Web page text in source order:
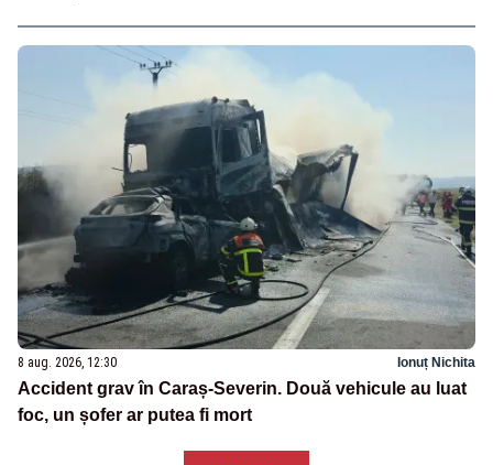
8 aug. 2026, 12:30 Ionuț Nichita
Accident grav în Caraș-Severin. Două vehicule au luat
foc, un șofer ar putea fi mort